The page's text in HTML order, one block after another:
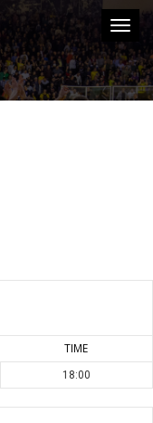
TIME
18:00